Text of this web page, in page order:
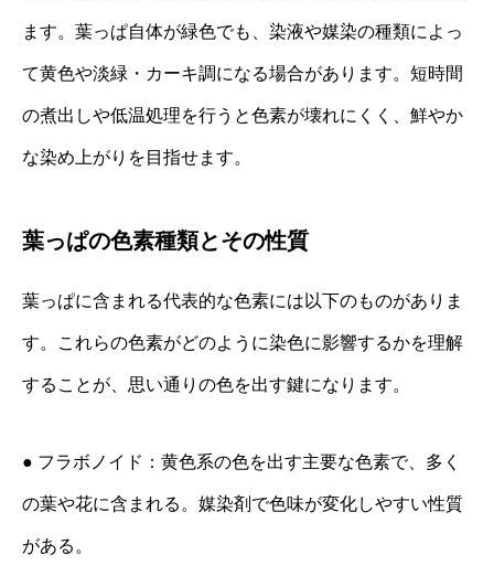
ます。葉っぱ自体が緑色でも、染液や媒染の種類によっ
て黄色や淡緑・カーキ調になる場合があります。短時間
の煮出しや低温処理を行うと色素が壊れにくく、鮮やか
な染め上がりを目指せます。
葉っぱの色素種類とその性質
葉っぱに含まれる代表的な色素には以下のものがありま
す。これらの色素がどのように染色に影響するかを理解
することが、思い通りの色を出す鍵になります。
● フラボノイド：黄色系の色を出す主要な色素で、多く
の葉や花に含まれる。媒染剤で色味が変化しやすい性質
がある。